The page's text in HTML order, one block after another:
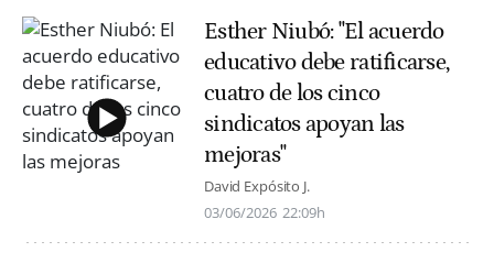
Esther Niubó: "El acuerdo
educativo debe ratificarse,
cuatro de los cinco
sindicatos apoyan las
mejoras"
David Expósito J.
03/06/2026 22:09h